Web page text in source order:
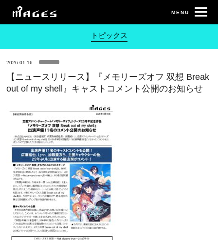
トピックス
2026.01.16
【ニュースリリース】『メモリーズオフ 双想 Break
out of my shell』キャストコメント公開のお知らせ